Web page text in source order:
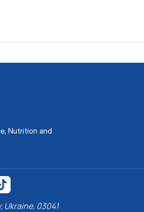
Nutrition and
Ukraine, 03041